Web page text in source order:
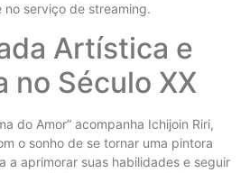
no serviço de streaming.
Artística e
no Século XX
do Amor” acompanha Ichijoin Riri,
o sonho de se tornar uma pintora
a aprimorar suas habilidades e seguir